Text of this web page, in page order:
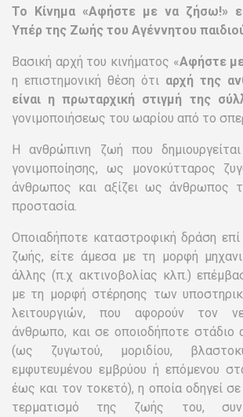
Το Κίνημα «Αφήστε με να ζήσω!»
Υπέρ της Ζωής του Αγέννητου
Βασική αρχή του κινήματος «Αφήστε
η επιστημονική θέση ότι αρχή της
είναι η πρωταρχική στιγμή της
γονιμοποιήσεως του ωαρίου από το
Η ανθρώπινη ζωή που
γονιμοποίησης, ως μονοκύτταρος
άνθρωπος και αξίζει ως άνθρωπος
προστασία.
Οποιαδήποτε καταστροφική δράση
ζωής, είτε άμεσα με τη μορφή
άλλης (π.χ ακτινοβολίας κλπ.)
με τη μορφή στέρησης των
λειτουργιών, που αφορούν τον
άνθρωπο, και σε οποιοδήποτε στάδιο
(ως ζυγωτού, μοριδίου,
εμφυτευμένου εμβρύου ή επόμενου
έως και τον τοκετό), η οποία οδηγεί
τερματισμό της ζωής του,